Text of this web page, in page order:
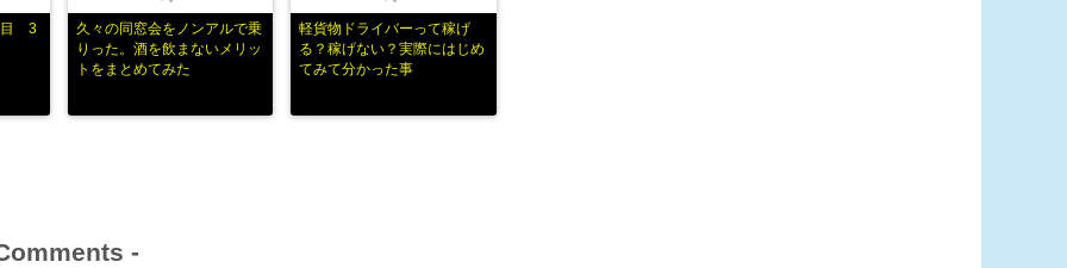
目 3
久々の同窓会をノンアルで乗
りった。酒を飲まないメリッ
トをまとめてみた
軽貨物ドライバーって稼げ
る？稼げない？実際にはじめ
てみて分かった事
-